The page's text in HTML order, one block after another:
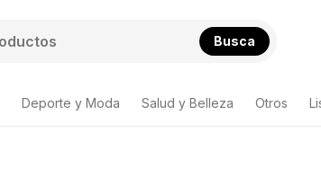
Busca
Deporte y Moda Salud y Belleza Otros